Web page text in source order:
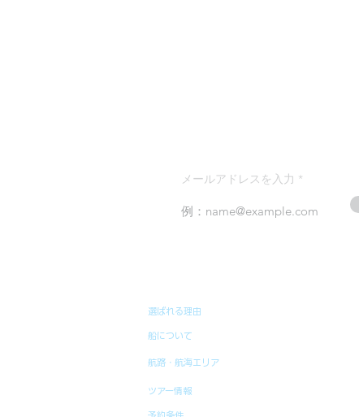
メールアドレスを入力
選ばれる理由
船について
航路・航海エリア
ツアー情報
予約条件